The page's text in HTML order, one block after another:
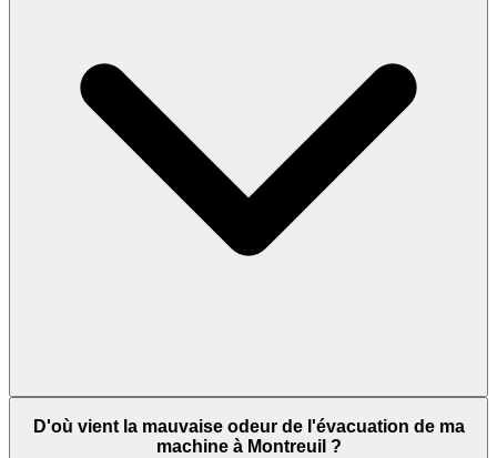
D'où vient la mauvaise odeur de l'évacuation de ma
machine à Montreuil ?